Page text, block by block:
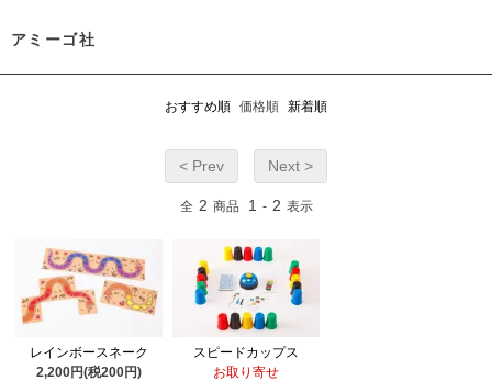
アミーゴ社
おすすめ順 価格順 新着順
< Prev Next >
全 2 商品 1 - 2 表示
レインボースネーク
2,200円(税200円)
スピードカップス
お取り寄せ